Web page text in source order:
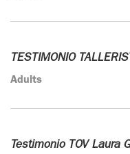
TESTIMONIO
Adults
Testimonio TOV Laura